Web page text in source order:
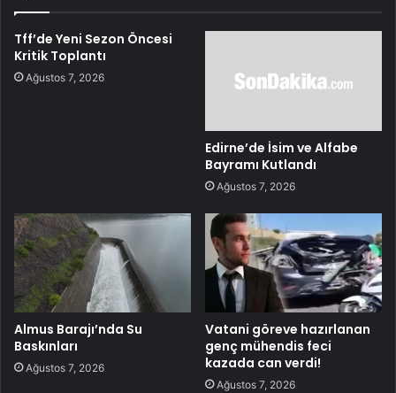
Tff’de Yeni Sezon Öncesi
Kritik Toplantı
Ağustos 7, 2026
Edirne’de İsim ve Alfabe
Bayramı Kutlandı
Ağustos 7, 2026
Almus Barajı’nda Su
Baskınları
Ağustos 7, 2026
Vatani göreve hazırlanan
genç mühendis feci
kazada can verdi!
Ağustos 7, 2026